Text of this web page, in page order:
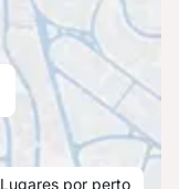
Lugares por perto